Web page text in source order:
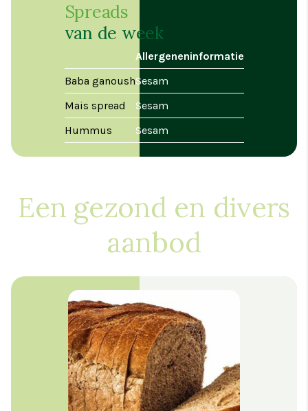
Spreads
van de week
Allergeneninformatie
Baba ganoushSesam
Mais spread
Sesam
Hummus
Sesam
Een gezond en divers
aanbod